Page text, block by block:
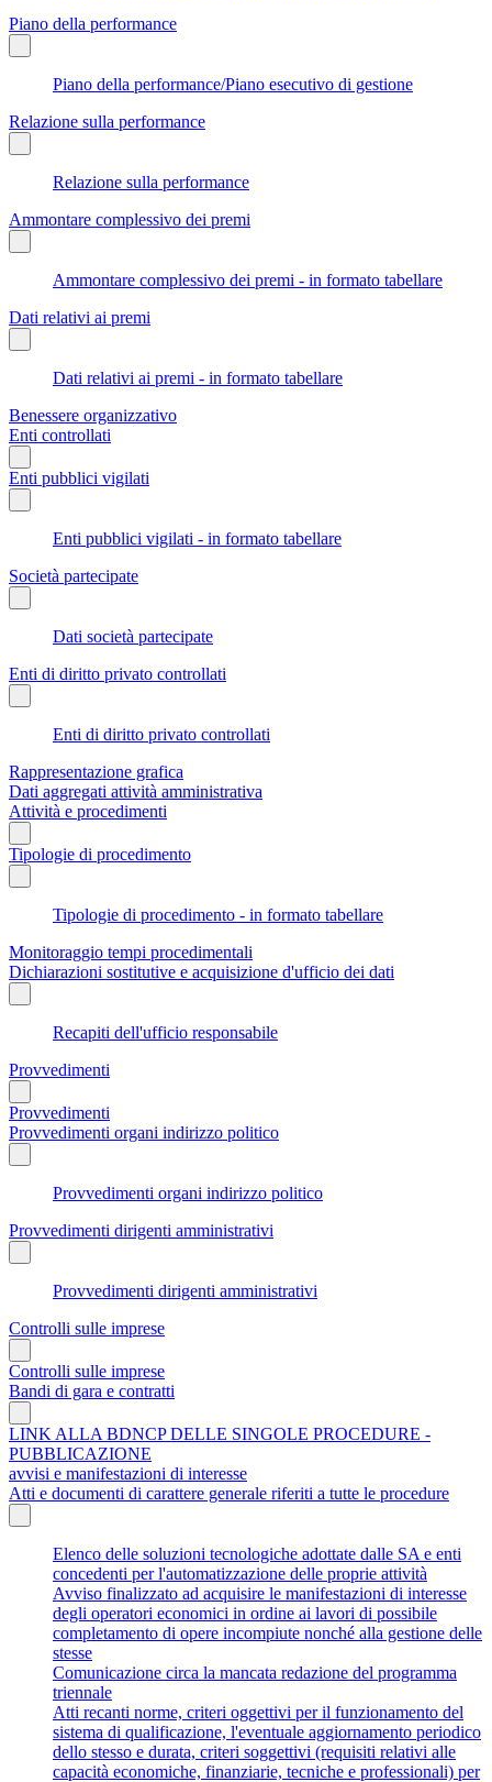
Piano della performance
Piano della performance/Piano esecutivo di gestione
Relazione sulla performance
Relazione sulla performance
Ammontare complessivo dei premi
Ammontare complessivo dei premi - in formato tabellare
Dati relativi ai premi
Dati relativi ai premi - in formato tabellare
Benessere organizzativo
Enti controllati
Enti pubblici vigilati
Enti pubblici vigilati - in formato tabellare
Società partecipate
Dati società partecipate
Enti di diritto privato controllati
Enti di diritto privato controllati
Rappresentazione grafica
Dati aggregati attività amministrativa
Attività e procedimenti
Tipologie di procedimento
Tipologie di procedimento - in formato tabellare
Monitoraggio tempi procedimentali
Dichiarazioni sostitutive e acquisizione d'ufficio dei dati
Recapiti dell'ufficio responsabile
Provvedimenti
Provvedimenti
Provvedimenti organi indirizzo politico
Provvedimenti organi indirizzo politico
Provvedimenti dirigenti amministrativi
Provvedimenti dirigenti amministrativi
Controlli sulle imprese
Controlli sulle imprese
Bandi di gara e contratti
LINK ALLA BDNCP DELLE SINGOLE PROCEDURE -
PUBBLICAZIONE
avvisi e manifestazioni di interesse
Atti e documenti di carattere generale riferiti a tutte le procedure
Elenco delle soluzioni tecnologiche adottate dalle SA e enti
concedenti per l'automatizzazione delle proprie attività
Avviso finalizzato ad acquisire le manifestazioni di interesse
degli operatori economici in ordine ai lavori di possibile
completamento di opere incompiute nonché alla gestione delle
stesse
Comunicazione circa la mancata redazione del programma
triennale
Atti recanti norme, criteri oggettivi per il funzionamento del
sistema di qualificazione, l'eventuale aggiornamento periodico
dello stesso e durata, criteri soggettivi (requisiti relativi alle
capacità economiche, finanziarie, tecniche e professionali) per